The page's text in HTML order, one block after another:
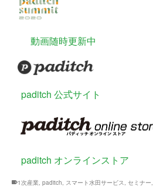
動画随時更新中
paditch 公式サイト
paditch オンラインストア
1次産業, paditch, スマート水田サービス, セミナー,